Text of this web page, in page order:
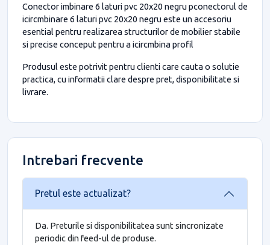
Conector imbinare 6 laturi pvc 20x20 negru pconectorul de
icircmbinare 6 laturi pvc 20x20 negru este un accesoriu
esential pentru realizarea structurilor de mobilier stabile
si precise conceput pentru a icircmbina profil
Produsul este potrivit pentru clienti care cauta o solutie
practica, cu informatii clare despre pret, disponibilitate si
livrare.
Intrebari frecvente
Pretul este actualizat?
Da. Preturile si disponibilitatea sunt sincronizate
periodic din feed-ul de produse.